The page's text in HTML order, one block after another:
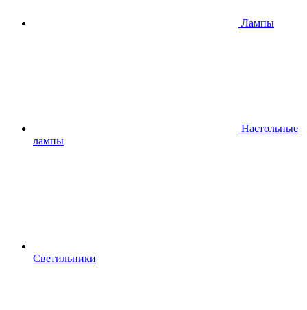
Лампы
Настольные
лампы
Светильники